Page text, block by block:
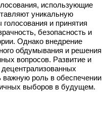
использующие
уникальную
и принятия
безопасность и
Однако внедрение
обдумывания и решения
вопросов. Развитие и
важную роль в обеспечении
выборов в будущем.